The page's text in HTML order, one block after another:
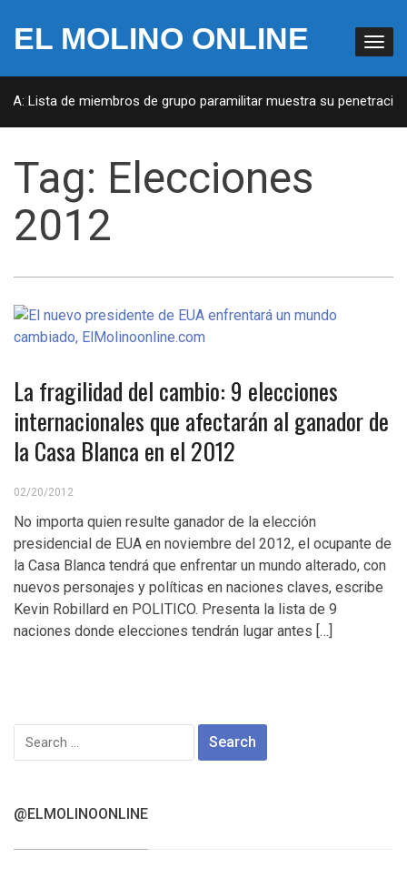
EL MOLINO ONLINE
Lista de miembros de grupo paramilitar muestra su penetración
Tag: Elecciones
2012
La fragilidad del cambio: 9 elecciones
internacionales que afectarán al ganador de
la Casa Blanca en el 2012
02/20/2012
No importa quien resulte ganador de la elección
presidencial de EUA en noviembre del 2012, el ocupante de
la Casa Blanca tendrá que enfrentar un mundo alterado, con
nuevos personajes y políticas en naciones claves, escribe
Kevin Robillard en POLITICO. Presenta la lista de 9
naciones donde elecciones tendrán lugar antes […]
Search
for:
@ELMOLINOONLINE